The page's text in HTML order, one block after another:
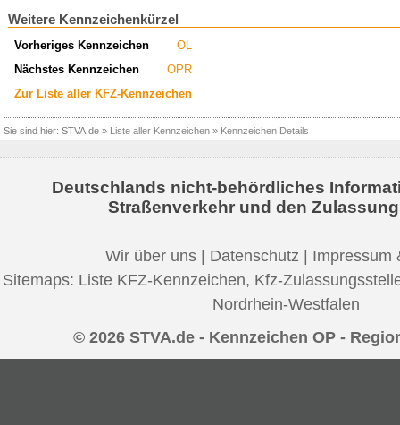
Weitere Kennzeichenkürzel
Vorheriges Kennzeichen
OL
Nächstes Kennzeichen
OPR
Zur Liste aller KFZ-Kennzeichen
Sie sind hier: STVA.de » Liste aller Kennzeichen » Kennzeichen Details
Deutschlands nicht-behördliches
Straßenverkehr und den
Wir über uns | Datenschutz | Impressum
Sitemaps: Liste KFZ-Kennzeichen, Kfz-
Nordrhein-Westfalen
© 2026 STVA.de - Kennzeichen OP -